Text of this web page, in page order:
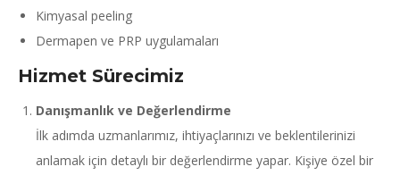
Kimyasal peeling
Dermapen ve PRP uygulamaları
Hizmet Sürecimiz
Danışmanlık ve Değerlendirme
İlk adımda uzmanlarımız, ihtiyaçlarınızı ve beklentilerinizi
anlamak için detaylı bir değerlendirme yapar. Kişiye özel bir